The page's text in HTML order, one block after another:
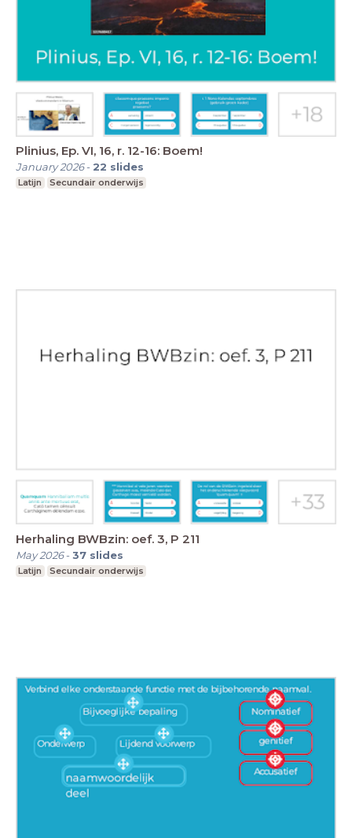
Plinius, Ep. VI, 16, r. 12-16: Boem!
January 2026- 22 slides
Latijn Secundair onderwijs
Herhaling BWBzin: oef. 3, P 211
May 2026-37 slides
Latijn Secundair onderwijs